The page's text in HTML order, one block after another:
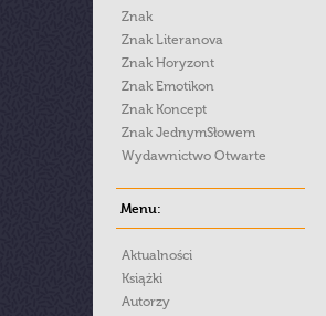
Znak
Znak Literanova
Znak Horyzont
Znak Emotikon
Znak Koncept
Znak JednymSłowem
Wydawnictwo Otwarte
Menu:
Aktualności
Książki
Autorzy